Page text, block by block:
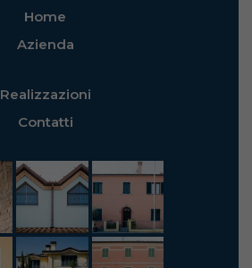
Home
Azienda
Realizzazioni
Contatti